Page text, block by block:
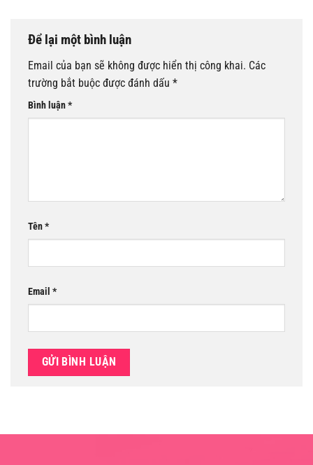
Để lại một bình luận
Email của bạn sẽ không được hiển thị công khai. Các
trường bắt buộc được đánh dấu *
Bình luận*
Tên*
Email *